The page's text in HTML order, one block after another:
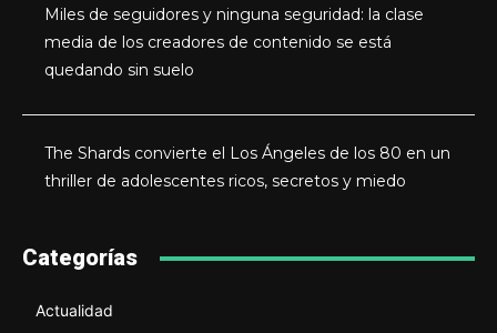
Miles de seguidores y ninguna seguridad: la clase
media de los creadores de contenido se está
quedando sin suelo
The Shards convierte el Los Ángeles de los 80 en un
thriller de adolescentes ricos, secretos y miedo
Categorías
Actualidad